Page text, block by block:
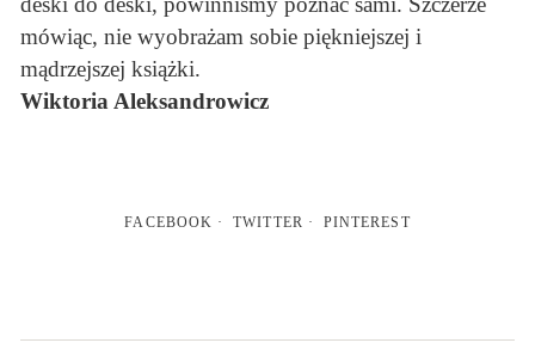
mówiąc, nie wyobrażam sobie piękniejszej i
mądrzejszej książki.
Wiktoria Aleksandrowicz
FACEBOOK TWITTER PINTEREST